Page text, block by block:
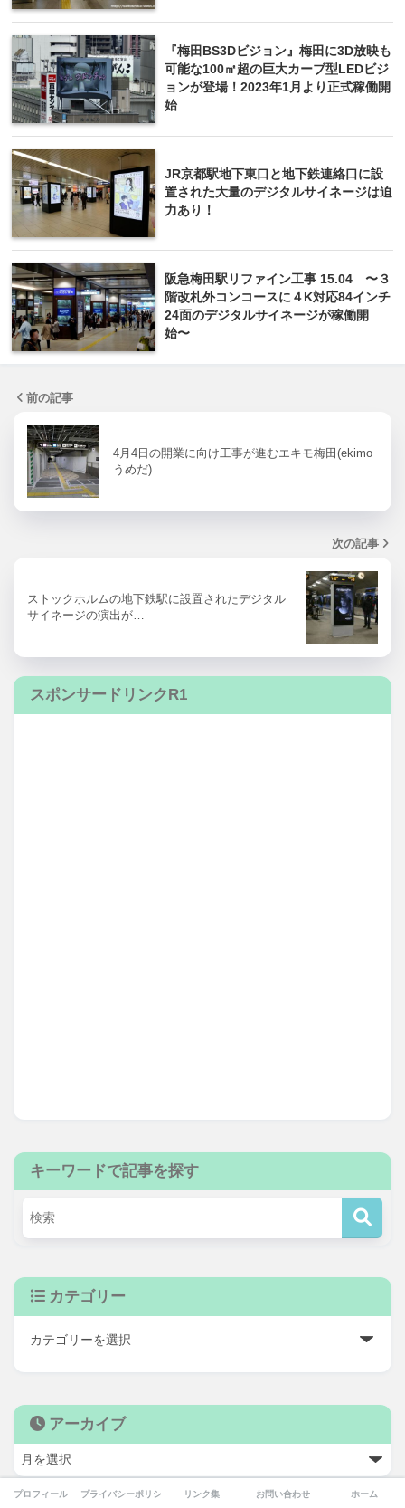
『梅田BS3Dビジョン』梅田に3D放映も
可能な100㎡超の巨大カーブ型LEDビジ
ョンが登場！2023年1月より正式稼働開
始
JR京都駅地下東口と地下鉄連絡口に設
置された大量のデジタルサイネージは迫
力あり！
阪急梅田駅リファイン工事 15.04 〜３
階改札外コンコースに４K対応84インチ
24面のデジタルサイネージが稼働開
始〜
前の記事
4月4日の開業に向け工事が進むエキモ梅田(ekimo
うめだ)
次の記事
ストックホルムの地下鉄駅に設置されたデジタル
サイネージの演出が…
スポンサードリンクR1
キーワードで記事を探す
カテゴリー
アーカイブ
プロフィール プライバシーポリシー リンク集 お問い合わせ ホーム